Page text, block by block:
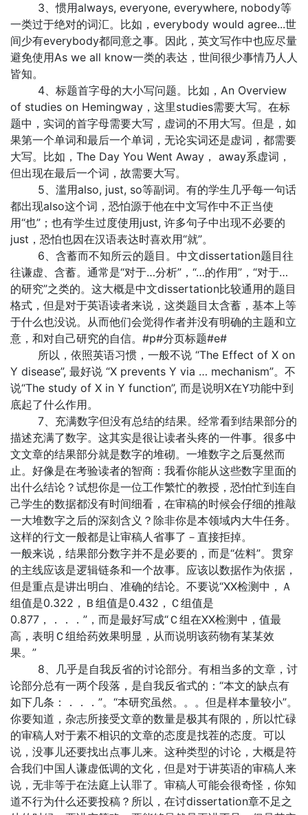
3、惯用always, everyone, everywhere, nobody等
一类过于绝对的词汇。比如，everybody would agree...世
间少有everybody都同意之事。因此，英文写作中也应尽量
避免使用As we all know一类的表达，世间很少事情乃人人
皆知。
4、标题首字母的大小写问题。比如，An Overview
of studies on Hemingway，这里studies需要大写。在标
题中，实词的首字母需要大写，虚词的不用大写。但是，如
果第一个单词和最后一个单词，无论实词还是虚词，都需要
大写。比如，The Day You Went Away， away系虚词，
但出现在最后一个词，故需要大写。
5、滥用also, just, so等副词。有的学生几乎每一句话
都出现also这个词，恐怕源于他在中文写作中不正当使
用“也”；也有学生过度使用just, 许多句子中出现不必要的
just，恐怕也因在汉语表达时喜欢用“就”。
6、含蓄而不知所云的题目。中文dissertation题目往
往谦虚、含蓄。通常是“对于…分析”，“…的作用”，“对于…
的研究”之类的。这大概是中文dissertation比较通用的题目
格式，但是对于英语读者来说，这类题目太含蓄，基本上等
于什么也没说。从而他们会觉得作者并没有明确的主题和立
意，和对自己研究的自信。#p#分页标题#e#
所以，依照英语习惯，一般不说 “The Effect of X on
Y disease”, 最好说 “X prevents Y via … mechanism”。不
说“The study of X in Y function”, 而是说明X在Y功能中到
底起了什么作用。
7、充满数字但没有总结的结果。经常看到结果部分的
描述充满了数字。这其实是很让读者头疼的一件事。很多中
文文章的结果部分就是数字的堆砌。一堆数字之后戛然而
止。好像是在考验读者的智商：我看你能从这些数字里面的
出什么结论？试想你是一位工作繁忙的教授，恐怕忙到连自
己学生的数据都没有时间细看，在审稿的时候会仔细的推敲
一大堆数字之后的深刻含义？除非你是本领域内大牛任务。
这样的行文一般都是让审稿人省事了－直接拒掉。
一般来说，结果部分数字并不是必要的，而是“佐料”。贯穿
的主线应该是逻辑链条和一个故事。应该以数据作为依据，
但是重点是讲出明白、准确的结论。不要说“XX检测中，Ａ
组值是0.322，Ｂ组值是0.432，Ｃ组值是
0.877，．．．”，而是最好写成“Ｃ组在XX检测中，值最
高，表明Ｃ组给药效果明显，从而说明该药物有某某效
果。”
8、几乎是自我反省的讨论部分。有相当多的文章，讨
论部分总有一两个段落，是自我反省式的：“本文的缺点有
如下几条：．．．”。“本研究虽然。。。但是样本量较小”。
你要知道，杂志所接受文章的数量是极其有限的，所以忙碌
的审稿人对于素不相识的文章的态度是找茬的态度。可以
说，没事儿还要找出点事儿来。这种类型的讨论，大概是符
合我们中国人谦虚低调的文化，但是对于讲英语的审稿人来
说，无非等于在法庭上认罪了。审稿人可能会很奇怪，你知
道不行为什么还要投稿？所以，在讨dissertation章不足之